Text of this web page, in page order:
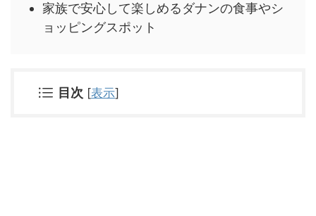
家族で安心して楽しめるダナンの食事やシ
ョッピングスポット
目次 [表示]